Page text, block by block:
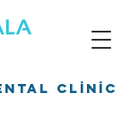
CLİNİC